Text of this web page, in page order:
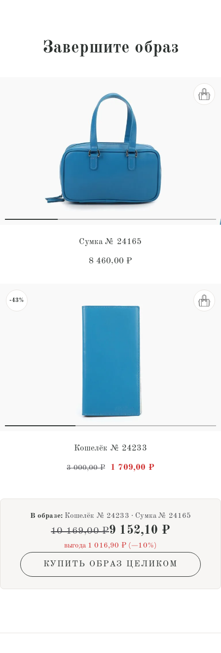
Завершите образ
Сумка № 24165
8 460,00 ₽
-43%
Кошелёк № 24233
3 000,00₽ Первоначальная цена
1 709,00 ₽Текущая цена:
В образе: Кошелёк № 24233 · Сумка № 24165
10 169,00₽9 152,10 ₽
выгода 1 016,90 ₽ (−10%)
КУПИТЬ ОБРАЗ ЦЕЛИКОМ